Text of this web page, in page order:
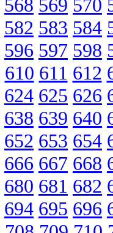
568 569 570
582 583 584
596 597 598
610 611 612
624 625 626
638 639 640
652 653 654
666 667 668
680 681 682
694 695 696